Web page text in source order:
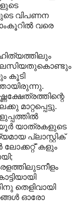
വിപണന
വരെ
കൂടി
മാറ്റപ്പെട്ടു.
യാത്രകളുടെ
പ്ലാസ്റ്റിക്‌
തെളിവായി
ഓരോ